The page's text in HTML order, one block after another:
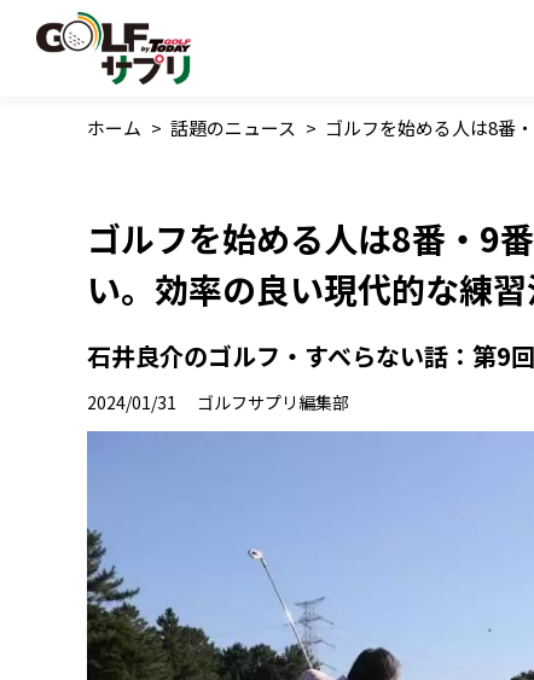
ホーム > 話題のニュース > ゴルフを始める人は8番
ゴルフを始める人は8番・9
い。効率の良い現代的な練習
石井良介のゴルフ・すべらない話：第9回
2024/01/31 ゴルフサプリ編集部